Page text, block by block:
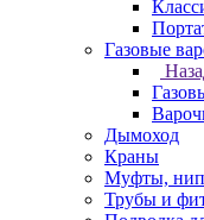
Газовые
Дымоход
Краны
Муфты,
Трубы и